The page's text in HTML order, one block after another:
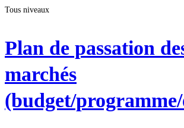
Tous niveaux
Plan de passation
marchés
(budget/